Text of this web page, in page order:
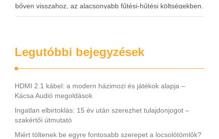
bőven visszahoz, az alacsonyabb fűtési-hűtési költségekben.
Ha építkezés előtt állsz vagy ipari, mezőgazdasági
Legutóbbi bejegyzések
HDMI 2.1 kábel: a modern házimozi és játékok alapja –
Kácsa Audió megoldások
Ingatlan elbirtoklás: 15 év után szerezhet tulajdonjogot –
szakértői útmutató
Miért töltenek be egyre fontosabb szerepet a locsolótömlők?